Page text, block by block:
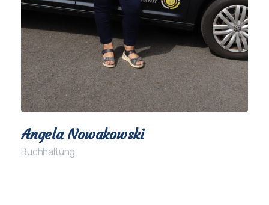
Angela Nowakowski
Buchhaltung